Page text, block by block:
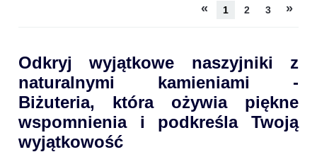
« 1 2 3 »
Odkryj wyjątkowe naszyjniki z
naturalnymi kamieniami -
Biżuteria, która ożywia piękne
wspomnienia i podkreśla Twoją
wyjątkowość